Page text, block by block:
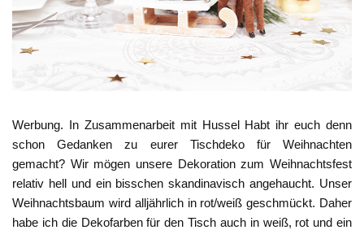
Werbung. In Zusammenarbeit mit Hussel Habt ihr euch denn
schon Gedanken zu eurer Tischdeko für Weihnachten
gemacht? Wir mögen unsere Dekoration zum Weihnachtsfest
relativ hell und ein bisschen skandinavisch angehaucht. Unser
Weihnachtsbaum wird alljährlich in rot/weiß geschmückt. Daher
habe ich die Dekofarben für den Tisch auch in weiß, rot und ein